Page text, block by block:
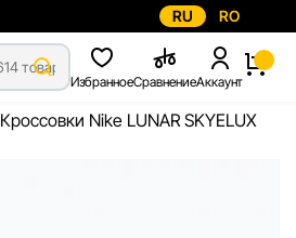
RU RO
ИзбранноеСравнениеАккаунт
Кроссовки Nike LUNAR SKYELUX